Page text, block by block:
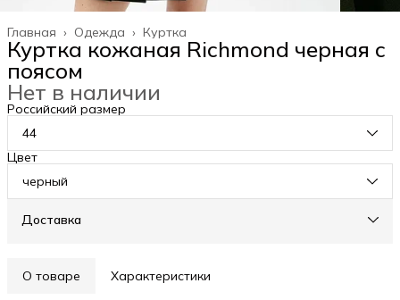
Куртка
Одежда ›
Главная ›
Куртка кожаная Richmond черная с
поясом
Нет в наличии
Российский размер
44
Цвет
черный
Доставка
О товаре Характеристики